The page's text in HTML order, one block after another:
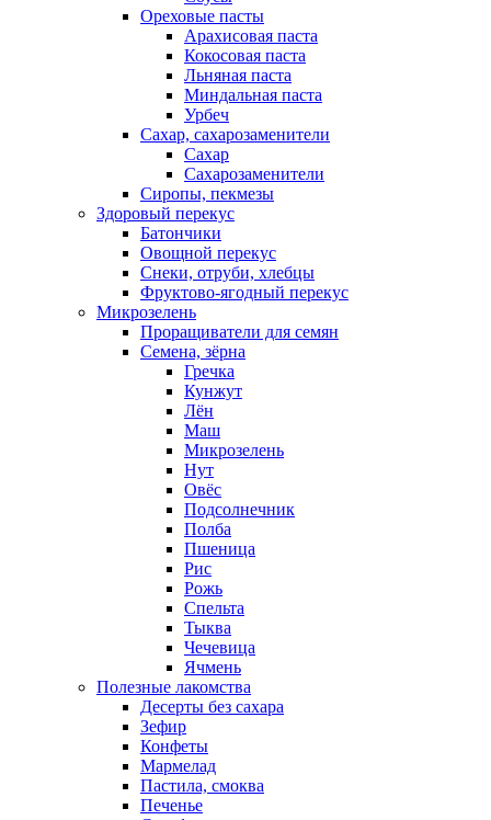
Ореховые пасты
Арахисовая паста
Кокосовая паста
Льняная паста
Миндальная паста
Урбеч
Сахар, сахарозаменители
Сахар
Сахарозаменители
Сиропы, пекмезы
Здоровый перекус
Батончики
Овощной перекус
Снеки, отруби, хлебцы
Фруктово-ягодный перекус
Микрозелень
Проращиватели для семян
Семена, зёрна
Гречка
Кунжут
Лён
Маш
Микрозелень
Нут
Овёс
Подсолнечник
Полба
Пшеница
Рис
Рожь
Спельта
Тыква
Чечевица
Ячмень
Полезные лакомства
Десерты без сахара
Зефир
Конфеты
Мармелад
Пастила, смоква
Печенье